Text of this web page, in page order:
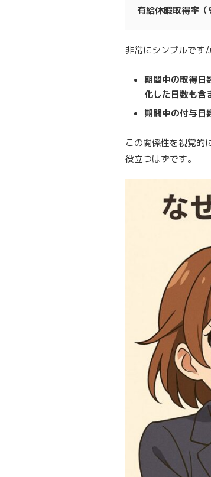
有給休暇取得率
非常にシンプルです
期間中の取得日
化した日数も含
期間中の付与日
この関係性を視覚的
役立つはずです。